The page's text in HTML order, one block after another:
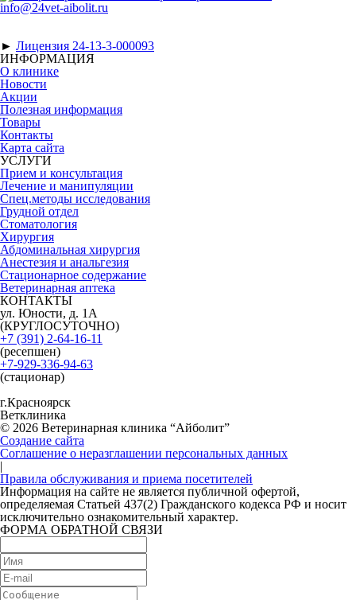
info@24vet-aibolit.ru
► Лицензия 24-13-3-000093
ИНФОРМАЦИЯ
О клинике
Новости
Акции
Полезная информация
Товары
Контакты
Карта сайта
УСЛУГИ
Прием и консультация
Лечение и манипуляции
Спец.методы исследования
Грудной отдел
Стоматология
Хирургия
Абдоминальная хирургия
Анестезия и анальгезия
Стационарное содержание
Ветеринарная аптека
КОНТАКТЫ
ул. Юности, д. 1А
(КРУГЛОСУТОЧНО)
+7 (391) 2-64-16-11
(ресепшен)
+7-929-336-94-63
(стационар)
г.Красноярск
Ветклиника
© 2026 Ветеринарная клиника “Айболит”
Создание сайта
Соглашение о неразглашении персональных данных
|
Правила обслуживания и приема посетителей
Информация на сайте не является публичной офертой,
определяемая Статьей 437(2) Гражданского кодекса РФ и носит
исключительно ознакомительный характер.
ФОРМА ОБРАТНОЙ СВЯЗИ